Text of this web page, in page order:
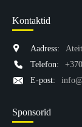
Kontaktid
Aadress:
Telefon:
E-post:
Sponsorid